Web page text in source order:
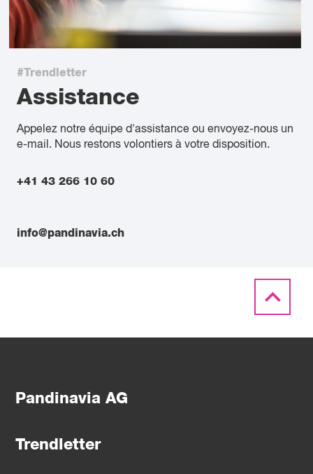
#Trendletter
Assistance
Appelez notre équipe d'assistance ou envoyez-nous un
e-mail. Nous restons volontiers à votre disposition.
+41 43 266 10 60
info@pandinavia.ch
Pandinavia AG
Trendletter